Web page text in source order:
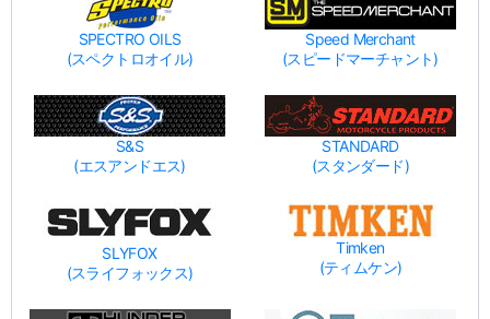
SPECTRO OILS
(スペクトロオイル)
Speed Merchant
(スピードマーチャント)
S&S
(エスアンドエス)
STANDARD
(スタンダード)
SLYFOX
(スライフォックス)
Timken
(ティムケン)